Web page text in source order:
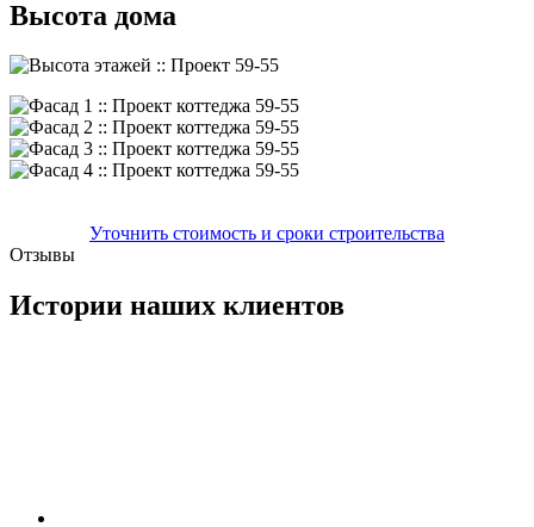
Высота дома
Уточнить стоимость и сроки строительства
Отзывы
Истории наших клиентов